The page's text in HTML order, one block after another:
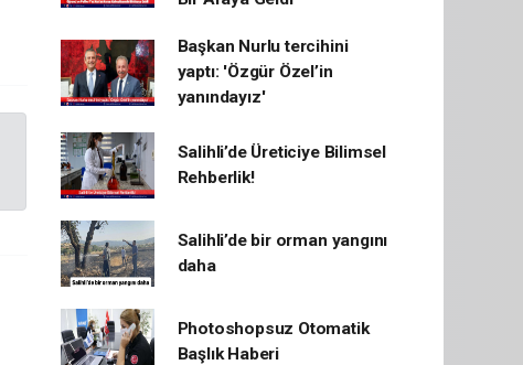
Başkan Nurlu tercihini
yaptı: 'Özgür Özel’in
yanındayız'
Salihli’de Üreticiye Bilimsel
Rehberlik!
Salihli’de bir orman yangını
daha
Photoshopsuz Otomatik
Başlık Haberi